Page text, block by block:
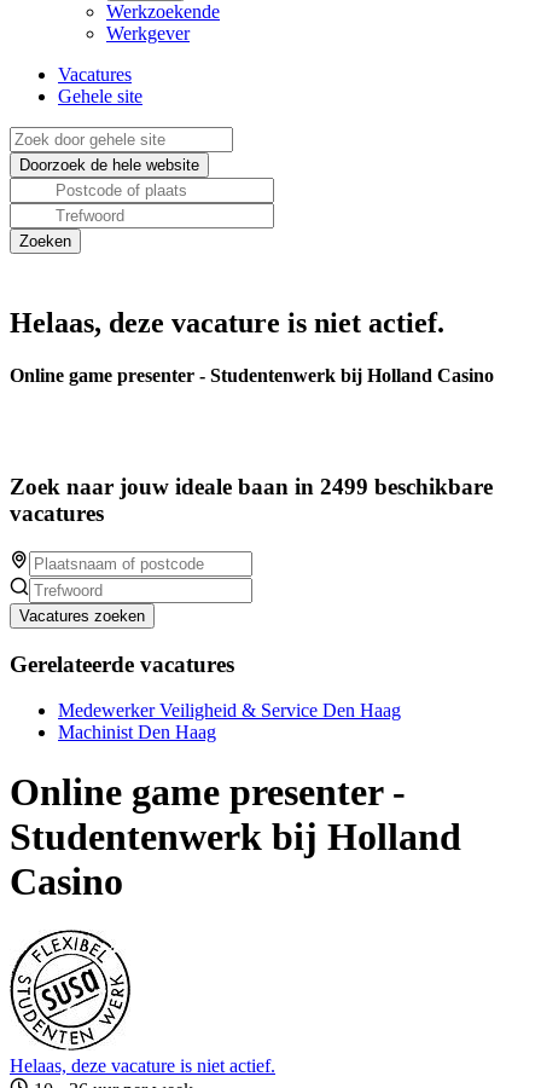
Werkzoekende
Werkgever
Vacatures
Gehele site
Helaas, deze vacature is niet actief.
Online game presenter - Studentenwerk bij Holland Casino
Zoek naar jouw ideale baan in 2499 beschikbare
vacatures
Vacatures zoeken
Gerelateerde vacatures
Medewerker Veiligheid & Service Den Haag
Machinist Den Haag
Online game presenter -
Studentenwerk bij Holland
Casino
Helaas, deze vacature is niet actief.